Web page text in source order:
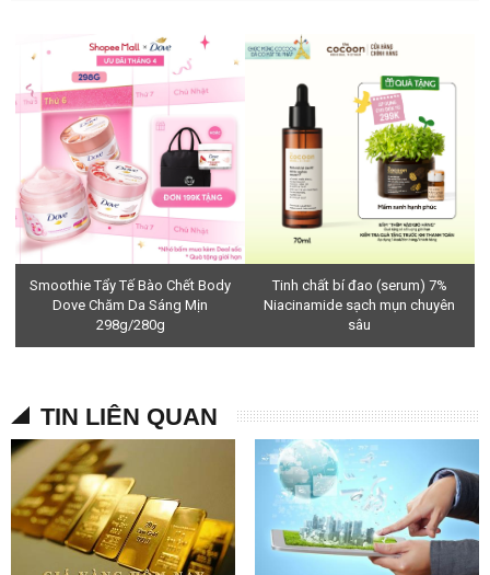
Smoothie Tẩy Tế Bào Chết Body
Dove Chăm Da Sáng Mịn
298g/280g
Tinh chất bí đao (serum) 7%
Niacinamide sạch mụn chuyên
sâu
TIN LIÊN QUAN